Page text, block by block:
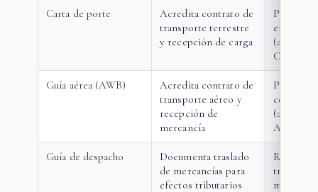
Carta de porte
Acredita contrato de
transporte terrestre
y recepción de carga
entrega
(art. 176
Guía aérea (AWB)
Acredita contrato de
transporte aéreo y
recepción de
mercancía
(art. 148
Guía de despacho
Documenta traslado
de mercancías para
efectos tributarios
Respaldo